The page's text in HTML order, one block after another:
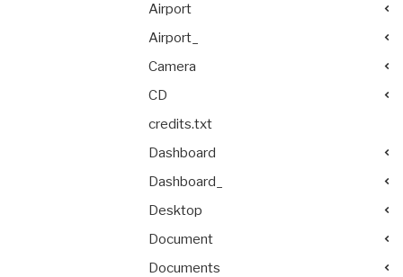
Airport
Airport_
Camera
CD
credits.txt
Dashboard
Dashboard_
Desktop
Document
Documents